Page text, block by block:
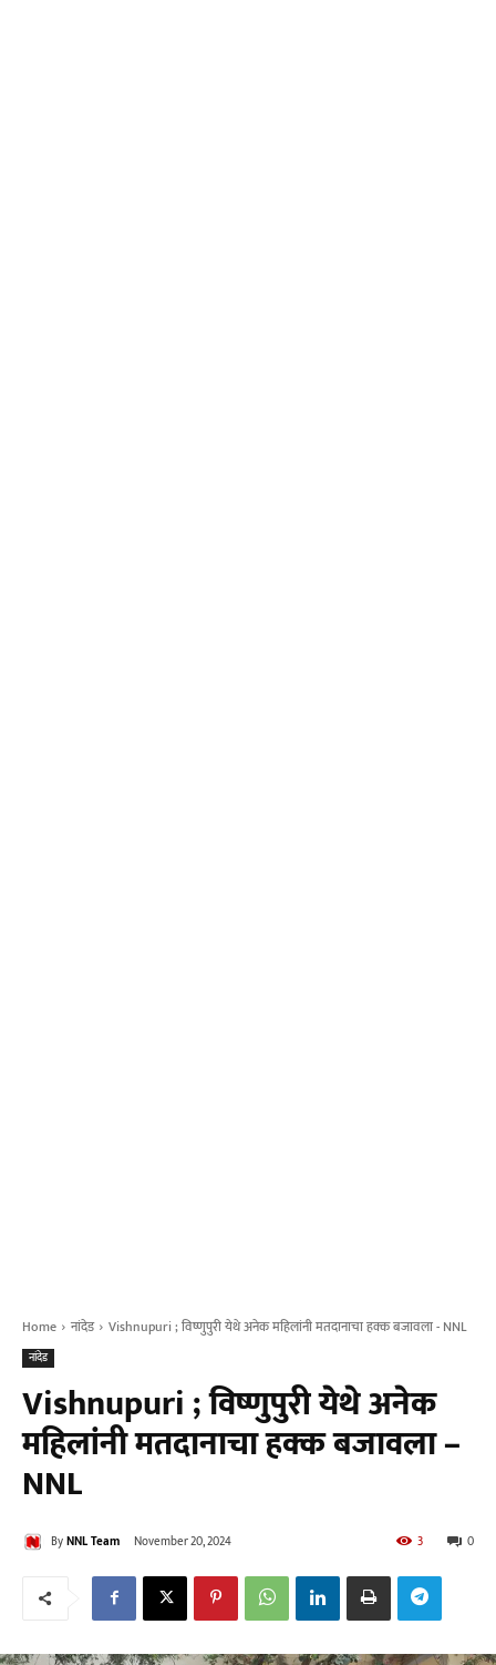
Home नांदेड Vishnupuri ; विष्णुपुरी येथे अनेक महिलांनी मतदानाचा हक्क बजावला - NNL
नांदेड
Vishnupuri ; विष्णुपुरी येथे अनेक
महिलांनी मतदानाचा हक्क बजावला –
NNL
ByNNL Team November 20, 2024 0
3